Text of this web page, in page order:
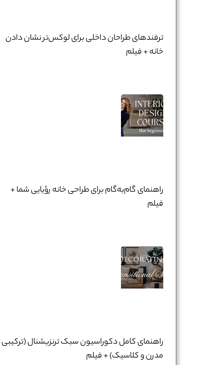
ترفندهای طراحان داخلی برای لوکس‌تر نشان دادن
خانه + فیلم
راهنمای گام‌به‌گام برای طراحی خانه رؤیایی شما +
فیلم
راهنمای کامل دکوراسیون سبک ترنزیشنال (ترکیبی
مدرن و کلاسیک) + فیلم